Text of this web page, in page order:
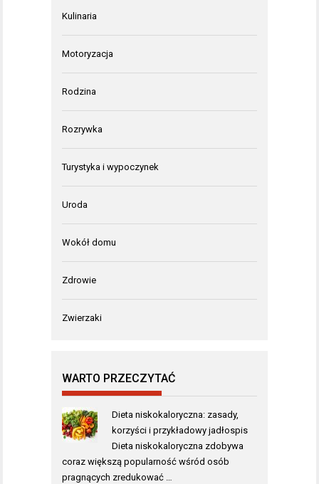
Kulinaria
Motoryzacja
Rodzina
Rozrywka
Turystyka i wypoczynek
Uroda
Wokół domu
Zdrowie
Zwierzaki
WARTO PRZECZYTAĆ
Dieta niskokaloryczna: zasady,
korzyści i przykładowy jadłospis
Dieta niskokaloryczna zdobywa
coraz większą popularność wśród osób
pragnących zredukować …